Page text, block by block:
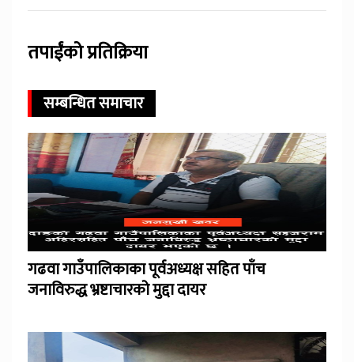
तपाईंको प्रतिक्रिया
सम्बन्धित समाचार
गढवा गाउँपालिकाका पूर्वअध्यक्ष सहित पाँच
जनाविरुद्ध भ्रष्टाचारको मुद्दा दायर